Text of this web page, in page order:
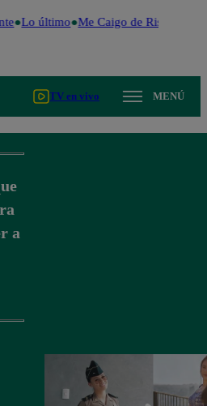
Lo último Me Caigo de Risa
TV en vivo MENÚ
a